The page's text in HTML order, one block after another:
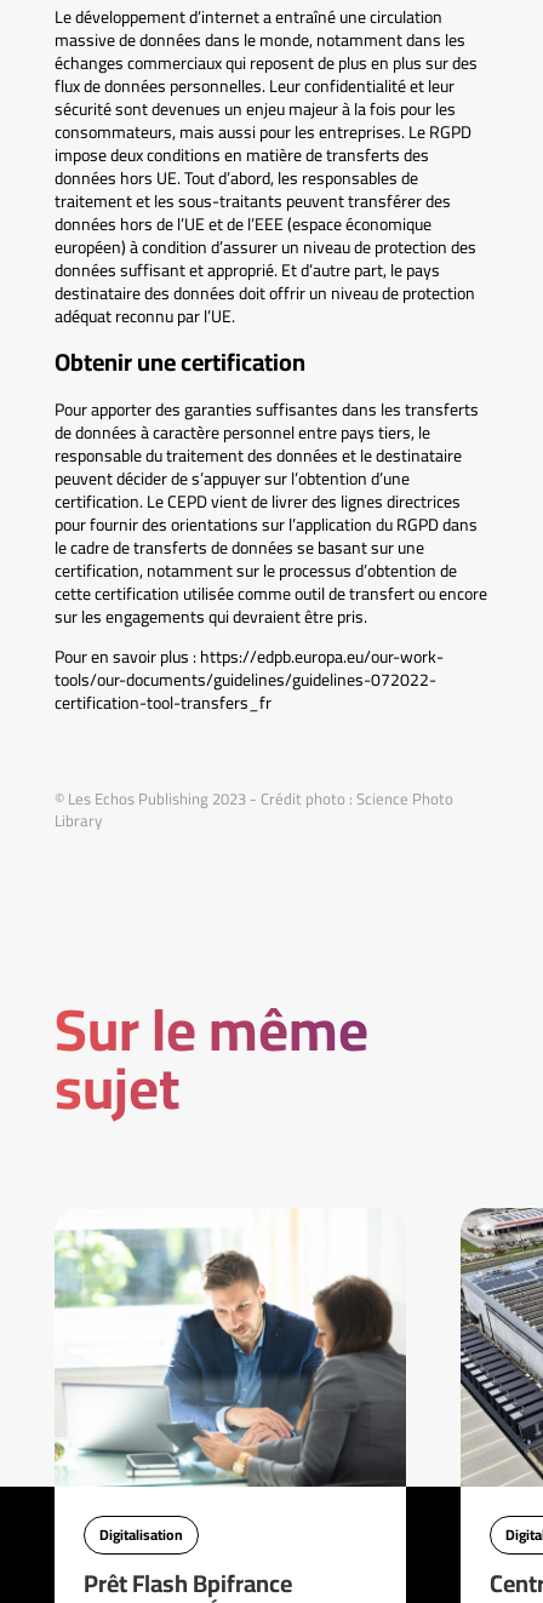
Le développement d’internet a entraîné une circulation
massive de données dans le monde, notamment dans les
échanges commerciaux qui reposent de plus en plus sur des
flux de données personnelles. Leur confidentialité et leur
sécurité sont devenues un enjeu majeur à la fois pour les
consommateurs, mais aussi pour les entreprises. Le RGPD
impose deux conditions en matière de transferts des
données hors UE. Tout d’abord, les responsables de
traitement et les sous-traitants peuvent transférer des
données hors de l’UE et de l’EEE (espace économique
européen) à condition d’assurer un niveau de protection des
données suffisant et approprié. Et d’autre part, le pays
destinataire des données doit offrir un niveau de protection
adéquat reconnu par l’UE.
Obtenir une certification
Pour apporter des garanties suffisantes dans les transferts
de données à caractère personnel entre pays tiers, le
responsable du traitement des données et le destinataire
peuvent décider de s’appuyer sur l’obtention d’une
certification. Le CEPD vient de livrer des lignes directrices
pour fournir des orientations sur l’application du RGPD dans
le cadre de transferts de données se basant sur une
certification, notamment sur le processus d’obtention de
cette certification utilisée comme outil de transfert ou encore
sur les engagements qui devraient être pris.
Pour en savoir plus : https://edpb.europa.eu/our-work-
tools/our-documents/guidelines/guidelines-072022-
certification-tool-transfers_fr
© Les Echos Publishing 2023 - Crédit photo : Science Photo
Library
Sur le même
sujet
Digitalisation
Prêt Flash Bpifrance